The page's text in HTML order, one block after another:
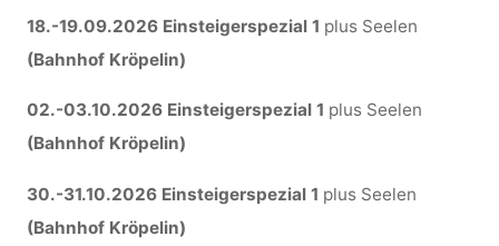
18.-19.09.2026 Einsteigerspezial 1 plus Seelen
(Bahnhof Kröpelin)
02.-03.10.2026 Einsteigerspezial 1 plus Seelen
(Bahnhof Kröpelin)
30.-31.10.2026 Einsteigerspezial 1 plus Seelen
(Bahnhof Kröpelin)